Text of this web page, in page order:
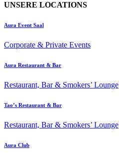
UNSERE LOCATIONS
Aura Event Saal
Corporate & Private Events
Aura Restaurant & Bar
Restaurant, Bar & Smokers’ Lounge
Tao’s Restaurant & Bar
Restaurant, Bar & Smokers’ Lounge
Aura Club